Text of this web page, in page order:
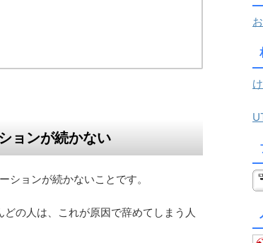
ョンが続かない
ションが続かないことです。
の人は、これが原因で辞めてしまう人